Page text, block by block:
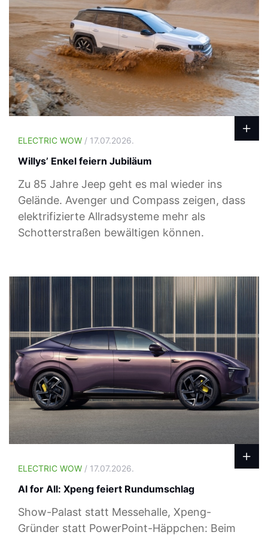
ELECTRIC WOW / 17.07.2026.
Willys’ Enkel feiern Jubiläum
Zu 85 Jahre Jeep geht es mal wieder ins
Gelände. Avenger und Compass zeigen, dass
elektrifizierte Allradsysteme mehr als
Schotterstraßen bewältigen können.
ELECTRIC WOW / 17.07.2026.
AI for All: Xpeng feiert Rundumschlag
Show-Palast statt Messehalle, Xpeng-
Gründer statt PowerPoint-Häppchen: Beim